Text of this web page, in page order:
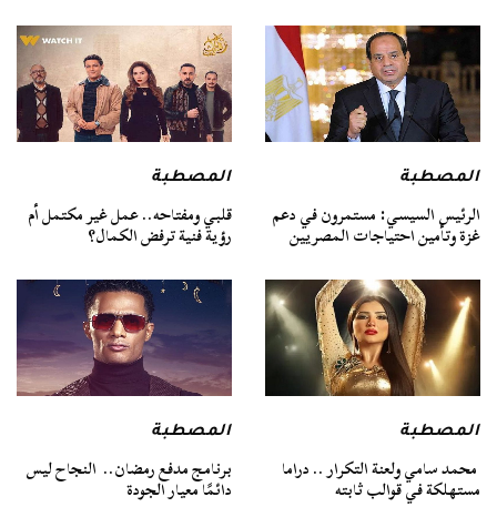
المصطبة
الرئيس السيسي: مستمرون في دعم
غزة وتأمين احتياجات المصريين
المصطبة
قلبي ومفتاحه.. عمل غير مكتمل أم
رؤية فنية ترفض الكمال؟
المصطبة
محمد سامي ولعنة التكرار .. دراما
مستهلكة في قوالب ثابته
المصطبة
برنامج مدفع رمضان.. النجاح ليس
دائمًا معيار الجودة